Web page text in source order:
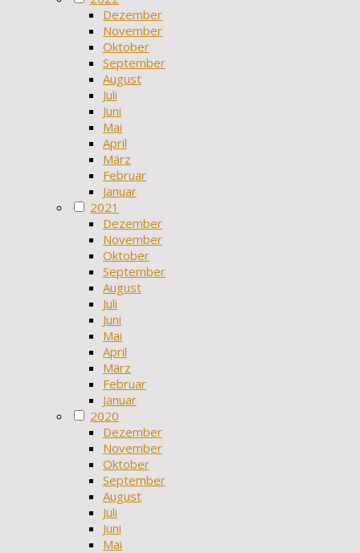
Dezember
November
Oktober
September
August
Juli
Juni
Mai
April
März
Februar
Januar
2021
Dezember
November
Oktober
September
August
Juli
Juni
Mai
April
März
Februar
Januar
2020
Dezember
November
Oktober
September
August
Juli
Juni
Mai